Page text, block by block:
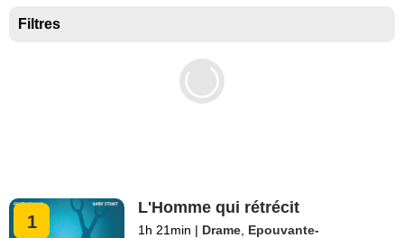
Filtres
1
L'Homme qui rétrécit
1h 21min | Drame Epouvante-